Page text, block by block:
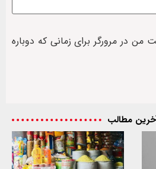
من در مرورگر برای زمانی که دوباره
مطالب